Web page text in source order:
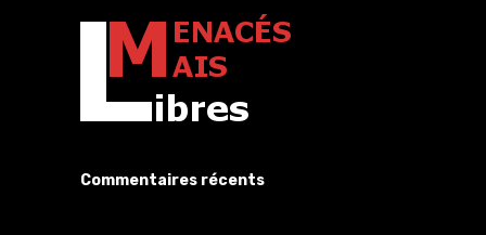
Commentaires récents